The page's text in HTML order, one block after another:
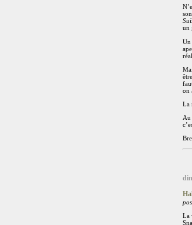
un
Un
on
La
Au
La